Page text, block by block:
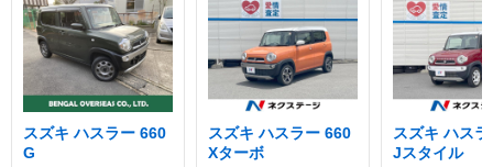
スズキ ハスラー 660
G
スズキ ハスラー 660
Xターボ
スズキ ハス
Jスタイル